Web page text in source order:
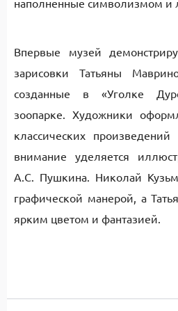
наполненные символизмом и
Впервые музей
зарисовки Татьяны
созданные в «Уголке
зоопарке. Художники
классических
внимание уделяется
А.С. Пушкина. Николай
графической манерой, а
ярким цветом и фантазией.